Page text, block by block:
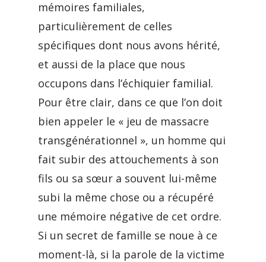
mémoires familiales,
particulièrement de celles
spécifiques dont nous avons hérité,
et aussi de la place que nous
occupons dans l’échiquier familial.
Pour être clair, dans ce que l’on doit
bien appeler le « jeu de massacre
transgénérationnel », un homme qui
fait subir des attouchements à son
fils ou sa sœur a souvent lui-même
subi la même chose ou a récupéré
une mémoire négative de cet ordre.
Si un secret de famille se noue à ce
moment-là, si la parole de la victime